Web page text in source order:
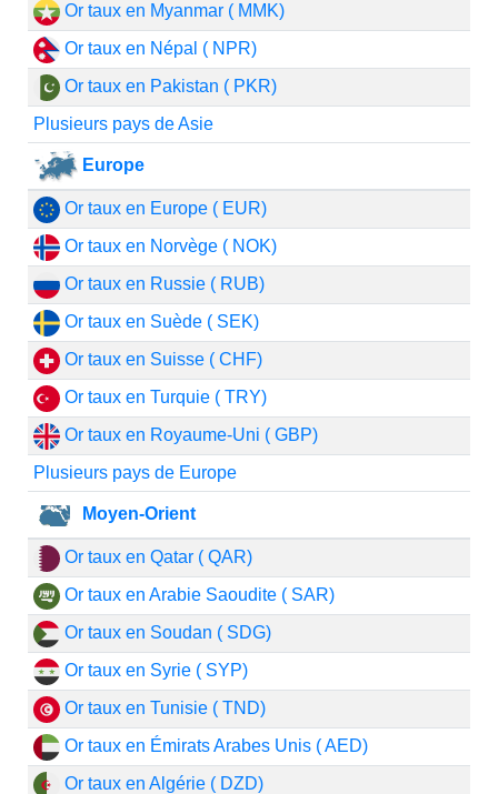
Or taux en Myanmar ( MMK)
Or taux en Népal ( NPR)
Or taux en Pakistan ( PKR)
Plusieurs pays de Asie
Europe
Or taux en Europe ( EUR)
Or taux en Norvège ( NOK)
Or taux en Russie ( RUB)
Or taux en Suède ( SEK)
Or taux en Suisse ( CHF)
Or taux en Turquie ( TRY)
Or taux en Royaume-Uni ( GBP)
Plusieurs pays de Europe
Moyen-Orient
Or taux en Qatar ( QAR)
Or taux en Arabie Saoudite ( SAR)
Or taux en Soudan ( SDG)
Or taux en Syrie ( SYP)
Or taux en Tunisie ( TND)
Or taux en Émirats Arabes Unis ( AED)
Or taux en Algérie ( DZD)